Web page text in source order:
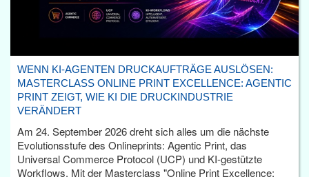
WENN KI-AGENTEN DRUCKAUFTRÄGE AUSLÖSEN:
MASTERCLASS ONLINE PRINT EXCELLENCE: AGENTIC
PRINT ZEIGT, WIE KI DIE DRUCKINDUSTRIE
VERÄNDERT
Am 24. September 2026 dreht sich alles um die nächste
Evolutionsstufe des Onlineprints: Agentic Print, das
Universal Commerce Protocol (UCP) und KI-gestützte
Workflows. Mit der Masterclass "Online Print Excellence: